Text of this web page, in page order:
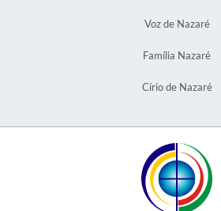
Voz de Nazaré
Família Nazaré
Círio de Nazaré